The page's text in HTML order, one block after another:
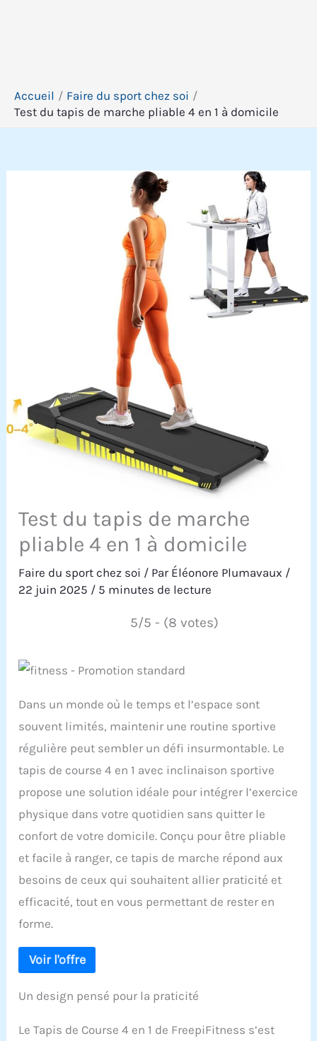
Accueil
Faire du sport chez soi
Test du tapis de marche pliable 4 en 1 à domicile
Test du tapis de marche
pliable 4 en 1 à domicile
Faire du sport chez soi / Par Éléonore Plumavaux /
22 juin 2025 / 5 minutes de lecture
5/5 - (8 votes)
Dans un monde où le temps et l’espace sont
souvent limités, maintenir une routine sportive
régulière peut sembler un défi insurmontable. Le
tapis de course 4 en 1 avec inclinaison sportive
propose une solution idéale pour intégrer l’exercice
physique dans votre quotidien sans quitter le
confort de votre domicile. Conçu pour être pliable
et facile à ranger, ce tapis de marche répond aux
besoins de ceux qui souhaitent allier praticité et
efficacité, tout en vous permettant de rester en
forme.
Un design pensé pour la praticité
Le Tapis de Course 4 en 1 de FreepiFitness s’est